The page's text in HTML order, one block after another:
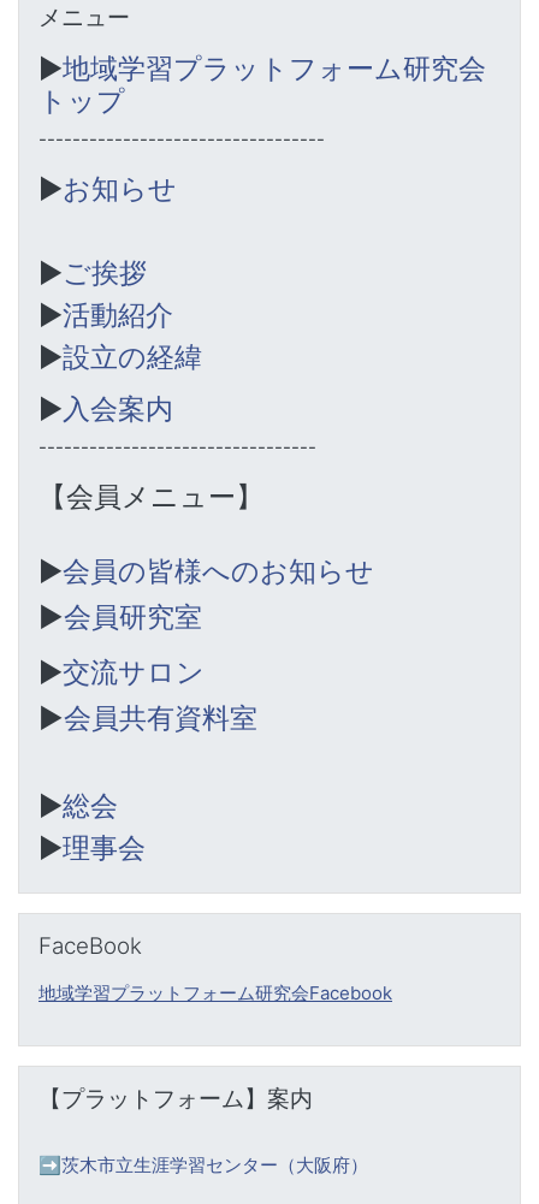
メニュー
▶︎地域学習プラットフォーム研究会
トップ
----------------------------------
▶︎お知らせ
▶︎ご挨拶
▶︎活動紹介
▶︎設立の経緯
▶︎入会案内
---------------------------------
【会員メニュー】
▶︎会員の皆様へのお知らせ
▶︎会員研究室
▶︎交流サロン
▶︎会員共有資料室
▶︎総会
▶︎理事会
FaceBook
地域学習プラットフォーム研究会Facebook
【プラットフォーム】案内
➡️ 茨木市立生涯学習センター（大阪府）